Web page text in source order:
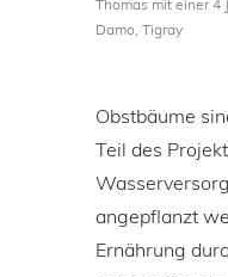
Thomas mit einer 4
Damo, Tigray
Obstbäume
Teil des
angepflanzt
Ernährung